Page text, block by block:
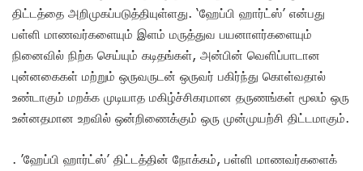
திட்டத்தை அறிமுகப்படுத்தியுள்ளது. ‘ஹேப்பி ஹார்ட்ஸ்’ என்பது
பள்ளி மாணவர்களையும் இளம் மருத்துவ பயனாளர்களையும்
நினைவில் நிற்க செய்யும் கடிதங்கள், அன்பின் வெளிப்பாடான
புன்னகைகள் மற்றும் ஒருவருடன் ஒருவர் பகிர்ந்து கொள்வதால்
உண்டாகும் மறக்க முடியாத மகிழ்ச்சிகரமான தருணங்கள் மூலம் ஒரு
உன்னதமான உறவில் ஒன்றிணைக்கும் ஒரு முன்முயற்சி திட்டமாகும்.
. ’ஹேப்பி ஹார்ட்ஸ்’ திட்டத்தின் நோக்கம், பள்ளி மாணவர்களைக்